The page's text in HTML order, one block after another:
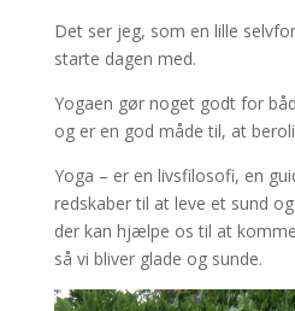
Det ser jeg, som en lille
starte dagen med.
Yogaen gør noget godt for
og er en god måde til, at
Yoga – er en livsfilosofi, en
redskaber til at leve et sund
der kan hjælpe os til at
så vi bliver glade og sunde.